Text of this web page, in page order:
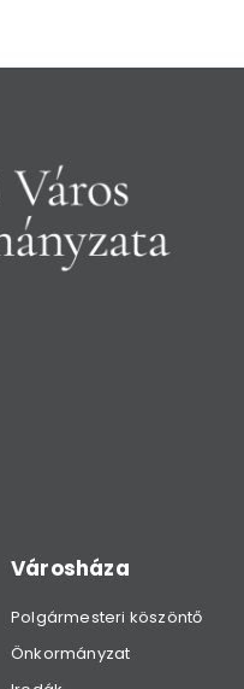
Városháza
Polgármesteri köszöntő
Önkormányzat